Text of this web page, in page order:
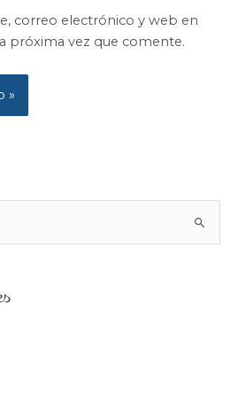
correo electrónico y web en
próxima vez que comente.